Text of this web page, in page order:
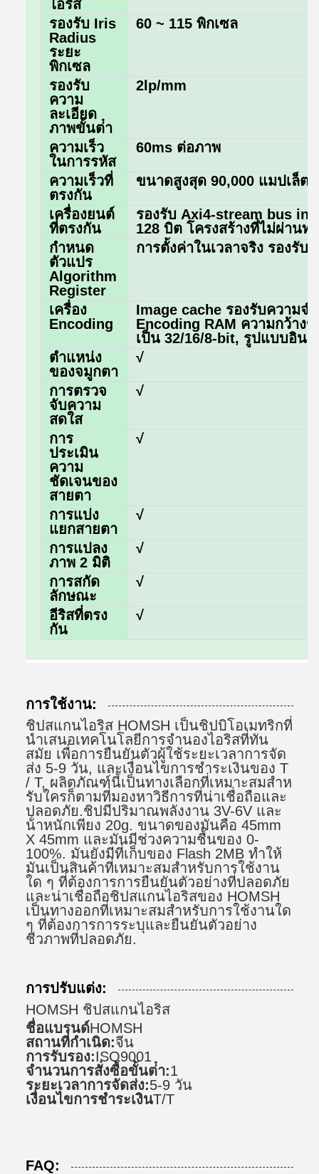
ไอริส
รองรับ Iris
Radius
ระยะ
พิกเซล
60 ~ 115 พิกเซล
รองรับ
ความ
ละเอียด
ภาพขั้นต่ํา
2lp/mm
ความเร็ว
ในการรหัส
60ms ต่อภาพ
ความเร็วที่
ตรงกัน
ขนาดสูงสุด 90,000 แมปเล็ต/
เครื่องยนต์
ที่ตรงกัน
รองรับ Axi4-stream bus
128 บิต โครงสร้างที่ไม่ผ่านท่อ
กําหนด
ตัวแปร
Algorithm
Register
การตั้งค่าในเวลาจริง รองรั
เครื่อง
Encoding
Image cache รองรับความจํ
Encoding RAM ความกว้าง
เป็น 32/16/8-bit, รูปแบบอินเ
ตําแหน่ง
ของจมูกตา
√
การตรวจ
จับความ
สดใส
√
การ
ประเมิน
ความ
ชัดเจนของ
สายตา
√
การแบ่ง
แยกสายตา
√
การแปลง
ภาพ 2 มิติ
√
การสกัด
ลักษณะ
√
อีริสที่ตรง
กัน
√
การใช้งาน:
ชิปสแกนไอริส HOMSH เป็นชิปบิโอเมทริกที่
นําเสนอเทคโนโลยีการจํานองไอริสที่ทัน
สมัย เพื่อการยืนยันตัวผู้ใช้ระยะเวลาการจัด
ส่ง 5-9 วัน, และเงื่อนไขการชําระเงินของ T
/ T, ผลิตภัณฑ์นี้เป็นทางเลือกที่เหมาะสมสําห
รับใครก็ตามที่มองหาวิธีการที่น่าเชื่อถือและ
ปลอดภัย.ชิปมีปริมาณพลังงาน 3V-6V และ
น้ําหนักเพียง 20g. ขนาดของมันคือ 45mm
X 45mm และมันมีช่วงความชื้นของ 0-
100%. มันยังมีที่เก็บของ Flash 2MB ทําให้
มันเป็นสินค้าที่เหมาะสมสําหรับการใช้งาน
ใด ๆ ที่ต้องการการยืนยันตัวอย่างที่ปลอดภัย
และน่าเชื่อถือชิปสแกนไอริสของ HOMSH
เป็นทางออกที่เหมาะสมสําหรับการใช้งานใด
ๆ ที่ต้องการการระบุและยืนยันตัวอย่าง
ชีวภาพที่ปลอดภัย.
การปรับแต่ง:
HOMSH ชิปสแกนไอริส
ชื่อแบรนด์HOMSH
สถานที่กําเนิด:จีน
การรับรอง:ISO9001
จํานวนการสั่งซื้อขั้นต่ํา:1
ระยะเวลาการจัดส่ง:5-9 วัน
เงื่อนไขการชําระเงินT/T
FAQ: